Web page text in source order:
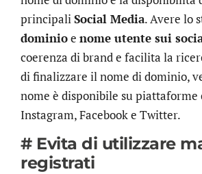
principaliSocial Media. Avere lo
dominioe nome utente sui
coerenza di brand e facilita la
di finalizzare il nome di dominio,
nome è disponibile su piattaforme
Instagram, Facebook e Twitter.
# Evita di utilizzare
registrati